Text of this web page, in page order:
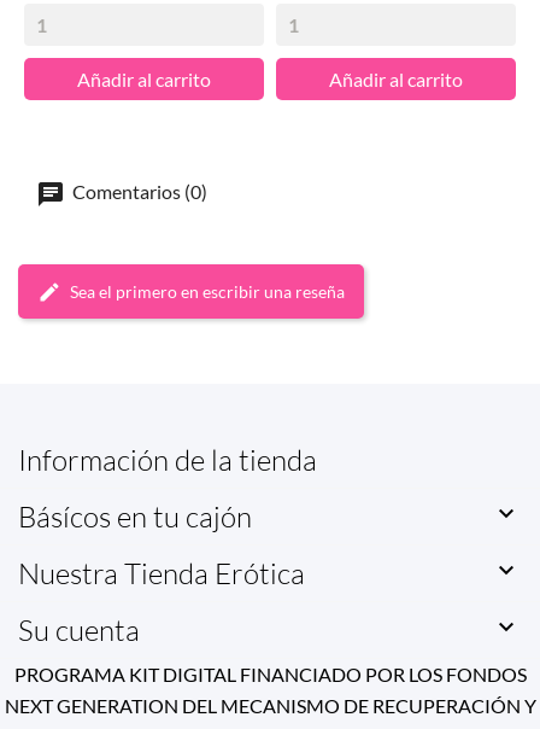
Añadir al carrito Añadir al carrito
Comentarios (0)
Sea el primero en escribir una reseña
Información de la tienda
Básícos en tu cajón

Nuestra Tienda Erótica 
Su cuenta 
PROGRAMA KIT DIGITAL FINANCIADO POR LOS FONDOS
NEXT GENERATION DEL MECANISMO DE RECUPERACIÓN Y